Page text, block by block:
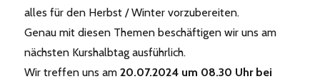
alles für den Herbst / Winter vorzubereiten.
Genau mit diesen Themen beschäftigen wir uns am
nächsten Kurshalbtag ausführlich.
Wir treffen uns am20.07.2024 um 08.30 Uhr bei